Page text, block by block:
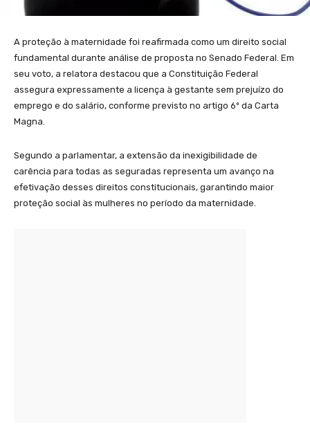
A proteção à maternidade foi reafirmada como um direito social
fundamental durante análise de proposta no Senado Federal. Em
seu voto, a relatora destacou que a Constituição Federal
assegura expressamente a licença à gestante sem prejuízo do
emprego e do salário, conforme previsto no artigo 6º da Carta
Magna.
Segundo a parlamentar, a extensão da inexigibilidade de
carência para todas as seguradas representa um avanço na
efetivação desses direitos constitucionais, garantindo maior
proteção social às mulheres no período da maternidade.